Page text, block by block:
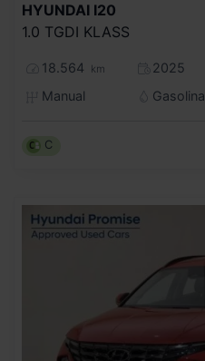
HYUNDAI I20
1.0 TGDI KLASS
18.564 km
2025
Manual
Gasolina
C